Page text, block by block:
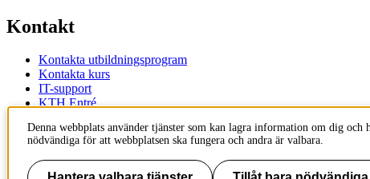
Kontakt
Kontakta utbildningsprogram
Kontakta kurs
IT-support
KTH Entré
KTH
100 44 Stockholm
+46 8 790 60 00
Denna webbplats använder tjänster som kan lagra information om dig och
nödvändiga för att webbplatsen ska fungera och andra är valbara.